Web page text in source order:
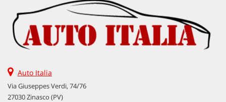
Auto Italia
Via Giuseppes Verdi, 74/76
27030 Zinasco (PV)